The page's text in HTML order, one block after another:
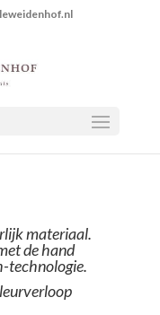
materiaal.
de hand
technologie.